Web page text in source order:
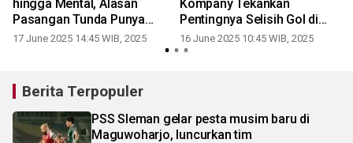
hingga Mental, Alasan
Pasangan Tunda Punya
Anak
17 June 2025 14:45 WIB, 2025
Kompany Tekankan
Pentingnya Selisih Gol di
Grup Berat
16 June 2025 10:45 WIB, 2025
Berita Terpopuler
PSS Sleman gelar pesta musim baru di
Maguwoharjo, luncurkan tim